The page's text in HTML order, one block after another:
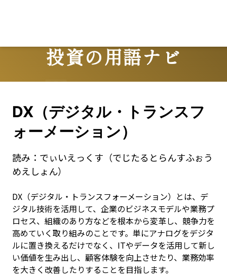
投資の用語ナビ
Terms
DX（デジタル・トランスフ
ォーメーション）
読み： でぃいえっくす（でじたるとらんすふぉう
めえしょん）
DX（デジタル・トランスフォーメーション）とは、デ
ジタル技術を活用して、企業のビジネスモデルや業務プ
ロセス、組織のあり方などを根本から変革し、競争力を
高めていく取り組みのことです。単にアナログをデジタ
ルに置き換えるだけでなく、ITやデータを活用して新し
い価値を生み出し、顧客体験を向上させたり、業務効率
を大きく改善したりすることを目指します。